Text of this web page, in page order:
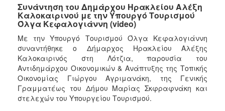
2022
2021
2020
2019
2018
2017
2016
Συνάντηση του Δημάρχου Ηρακλείου Αλέξη
Καλοκαιρινού με την Υπουργό Τουρισμού
Όλγα Κεφαλογιάννη (video)
Με την Υπουργό Τουρισμού Όλγα Κεφαλογιάννη
συναντήθηκε ο Δήμαρχος Ηρακλείου Αλέξης
Καλοκαιρινός στη Λότζια, παρουσία του
Αντιδημάρχου Οικονομικών & Ανάπτυξης της Τοπικής
Οικονομίας Γιώργου Αγριμανάκη, της Γενικής
Γραμματέως του Δήμου Μαρίας Σκφραφνάκη και
στελεχών του Υπουργείου Τουρισμού.